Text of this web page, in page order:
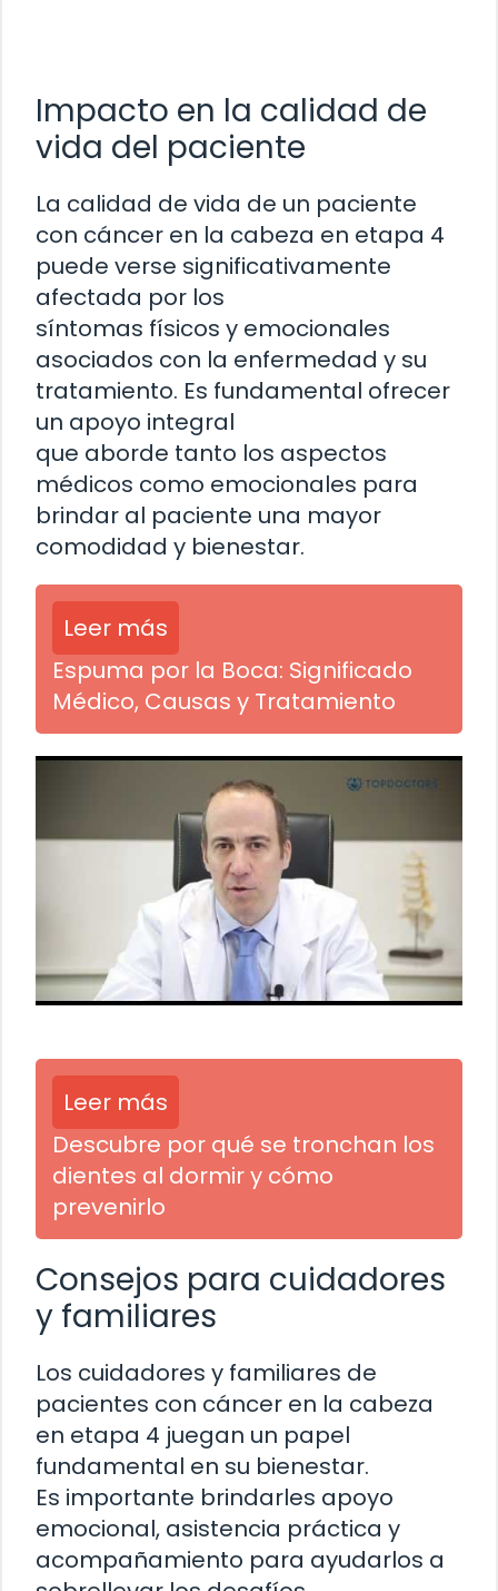
Impacto en la calidad de
vida del paciente
La calidad de vida de un paciente
con cáncer en la cabeza en etapa 4
puede verse significativamente
afectada por los
síntomas físicos y emocionales
asociados con la enfermedad y su
tratamiento. Es fundamental ofrecer
un apoyo integral
que aborde tanto los aspectos
médicos como emocionales para
brindar al paciente una mayor
comodidad y bienestar.
Leer más
Espuma por la Boca: Significado
Médico, Causas y Tratamiento
Leer más
Descubre por qué se tronchan los
dientes al dormir y cómo
prevenirlo
Consejos para cuidadores
y familiares
Los cuidadores y familiares de
pacientes con cáncer en la cabeza
en etapa 4 juegan un papel
fundamental en su bienestar.
Es importante brindarles apoyo
emocional, asistencia práctica y
acompañamiento para ayudarlos a